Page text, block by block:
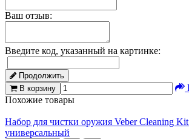
Ваш отзыв:
Введите код, указанный на картинке:
Продолжить
В корзину
Похожие товары
Набор для чистки оружия Veber Cleaning
универсальный